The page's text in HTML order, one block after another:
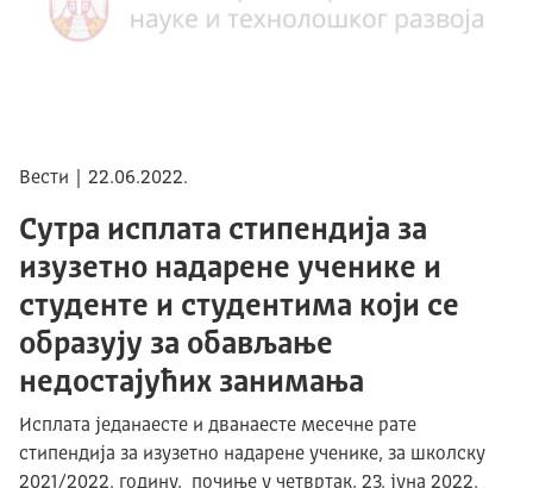
Вести | 22.06.2022.
Сутра исплата стипендија за
изузетно надарене ученике и
студенте и студентима који се
образују за обављање
недостајућих занимања
Исплата једанаесте и дванаесте месечне рате
стипендија за изузетно надарене ученике, за школску
2021/2022. годину, почиње у четвртак, 23. јуна 2022.